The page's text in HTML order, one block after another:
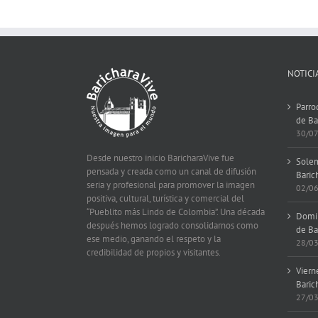
Desde nuestro inicio BaricharaVive fue
pensada y creada como un canal de difusión
seria y profesional para promover la imagen
positiva, cultural, turística y comercial del
“Pueblito más Lindo de Colombia”. Una década
después hemos logrado consolidarnos como
ese medio, ganando el respeto y la
credibilidad de propios y visitantes.
de
30/
02/
de
28/
27/